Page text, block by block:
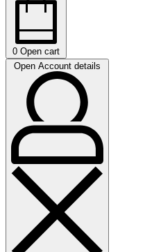
0 Open cart
Open Account details